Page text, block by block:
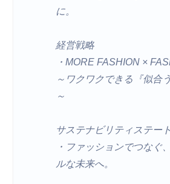
に。
経営戦略
・MORE FASHION ×
～ワクワクできる『似合
～
サステナビリティステー
・ファッションでつなぐ
ルな未来へ。